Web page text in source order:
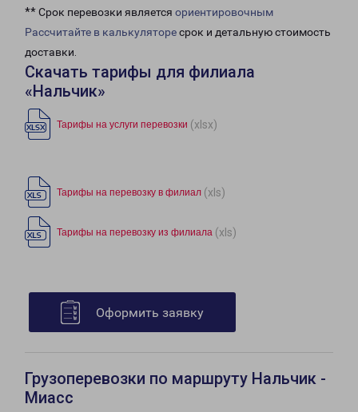
** Срок перевозки является ориентировочным
Рассчитайте в калькуляторесрок и детальную стоимость
доставки.
Скачать тарифы для филиала
«Нальчик»
Тарифы на услуги перевозки (xlsx)
Тарифы на перевозку в филиал (xls)
Тарифы на перевозку из филиала (xls)
Оформить заявку
Грузоперевозки по маршруту Нальчик -
Миасс